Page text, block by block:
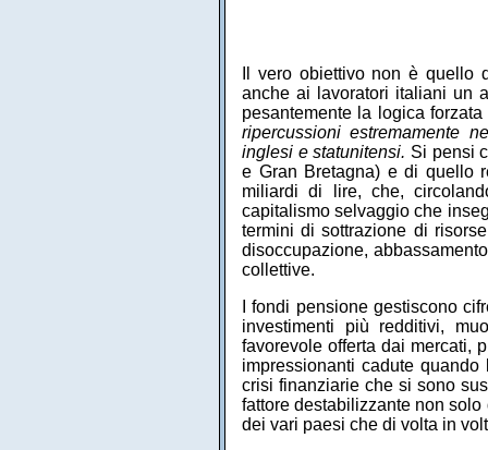
Il vero obiettivo non è quello
anche ai lavoratori italiani un
pesantemente la logica
ripercussioni estremamente
inglesi e statunitensi. Si pensi
e Gran Bretagna) e di quello
miliardi di lire, che,
capitalismo selvaggio che
termini di sottrazione di
disoccupazione,
collettive.
I fondi pensione gestiscono
investimenti più redditivi,
favorevole offerta dai mercati,
impressionanti cadute
crisi finanziarie che si sono
fattore destabilizzante non
dei vari paesi che di volta in